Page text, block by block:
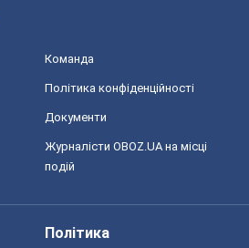
Команда
Політика конфіденційності
Документи
Журналісти OBOZ.UA на місці
подій
Політика